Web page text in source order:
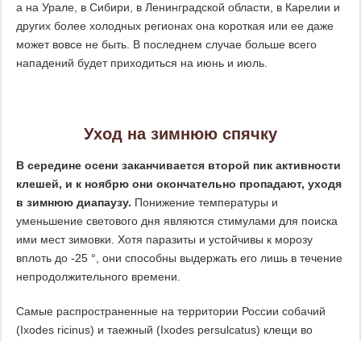
а на Урале, в Сибири, в Ленинградской области, в Карелии и
других более холодных регионах она короткая или ее даже
может вовсе не быть. В последнем случае больше всего
нападений будет приходиться на июнь и июль.
Уход на зимнюю спячку
В середине осени заканчивается второй пик активности
клешей, и к ноябрю они окончательно пропадают, уходя
в зимнюю диапаузу. Понижение температуры и
уменьшение светового дня являются стимулами для поиска
ими мест зимовки. Хотя паразиты и устойчивы к морозу
вплоть до -25 °, они способны выдержать его лишь в течение
непродолжительного времени.
Самые распространенные на территории России собачий
(Ixodes ricinus) и таежный (Ixodes persulcatus) клещи во